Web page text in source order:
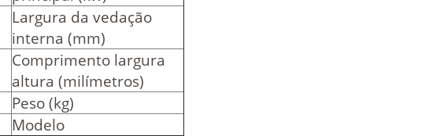
Largura da vedação
interna (mm)
Comprimento largura
altura (milímetros)
Peso (kg)
Modelo